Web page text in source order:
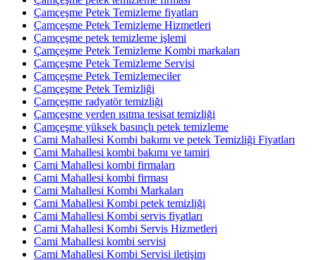
Çamçeşme Petek Temizleme fiyatları
Çamçeşme Petek Temizleme Hizmetleri
Çamçeşme petek temizleme işlemi
Çamçeşme Petek Temizleme Kombi markaları
Çamçeşme Petek Temizleme Servisi
Çamçeşme Petek Temizlemeciler
Çamçeşme Petek Temizliği
Çamçeşme radyatör temizliği
Çamçeşme yerden ısıtma tesisat temizliği
Çamçeşme yüksek basınçlı petek temizleme
Cami Mahallesi Kombi bakımı ve petek Temizliği Fiyatları
Cami Mahallesi kombi bakımı ve tamiri
Cami Mahallesi kombi firmaları
Cami Mahallesi kombi firması
Cami Mahallesi Kombi Markaları
Cami Mahallesi Kombi petek temizliği
Cami Mahallesi Kombi servis fiyatları
Cami Mahallesi Kombi Servis Hizmetleri
Cami Mahallesi kombi servisi
Cami Mahallesi Kombi Servisi iletişim